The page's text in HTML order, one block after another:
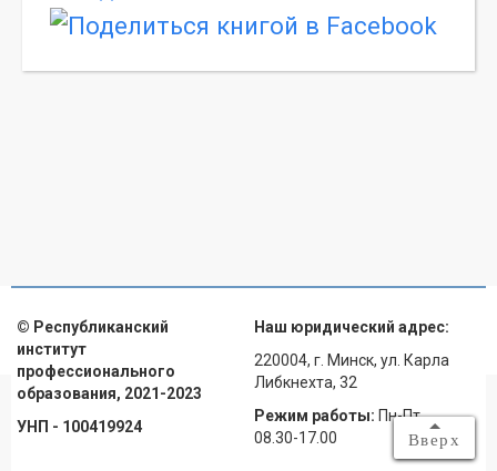
Вверх
© Республиканский
институт
профессионального
образования, 2021-2023
УНП - 100419924
Наш юридический адрес:
220004, г. Минск, ул. Карла
Либкнехта, 32
Режим работы: Пн-Пт
08.30-17.00